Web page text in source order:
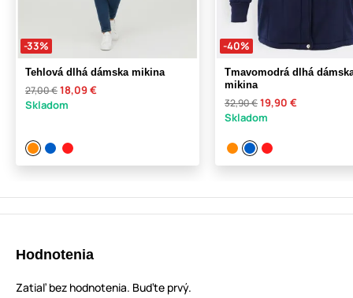
-33%
Tehlová dlhá dámska mikina
27,00 €18,09 €
Skladom
-40%
Tmavomodrá dlhá
mikina
32,90 €19,90 €
Skladom
Hodnotenia
Zatiaľ bez hodnotenia. Buďte prvý.